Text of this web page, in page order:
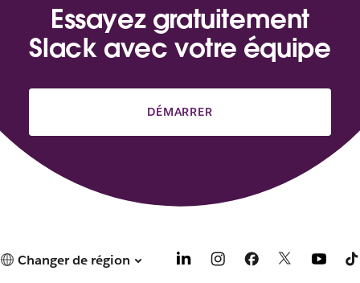
Essayez gratuitement
Slack avec votre équipe
DÉMARRER
Changer de région